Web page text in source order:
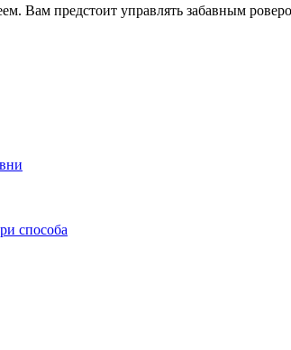
предстоит управлять забавным
способа